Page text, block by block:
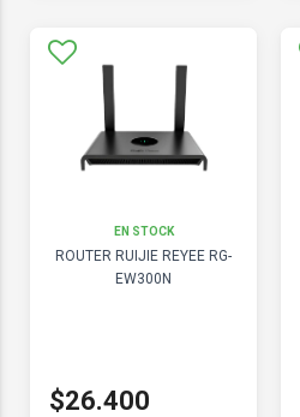
EN STOCK
ROUTER RUIJIE REYEE RG-
EW300N
$26.400